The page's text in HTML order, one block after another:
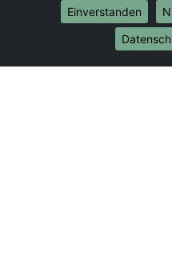
Umzug von Hannover
Internationale-
Umzug von Hannover
Einverstanden